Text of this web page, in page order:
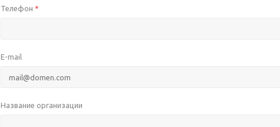
Телефон *
E-mail
Название организации